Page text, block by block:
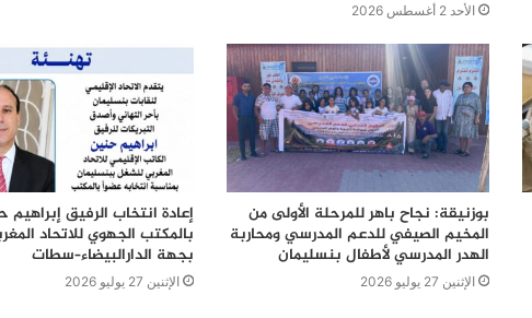
الأحد 2 أغسطس 2026
بوزنيقة: نجاح باهر للمرحلة الأولى من
المخيم الصيفي للدعم المدرسي ومحاربة
الهدر المدرسي لأطفال بنسليمان
الإثنين 27 يوليو 2026
إعادة انتخاب الرفيق
بالمكتب الجهوي للاتحاد
بجهة الدارالبيضاء–سطات
الإثنين 27 يوليو 2026